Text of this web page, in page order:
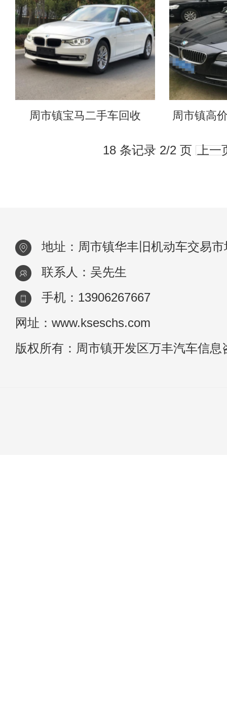
周市镇宝马二手车回收 周市镇高
18 条记录 2/2 页 上一
地址：周市镇华丰旧机动车交易市
联系人：吴先生
手机：13906267667
网址：www.kseschs.com
版权所有：周市镇开发区万丰汽车信息